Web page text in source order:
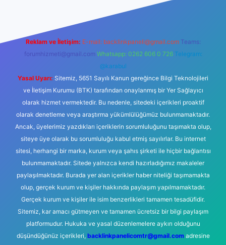
Reklam ve İletişim: E-mail: backlinkpaneli@gmail.com Teams:
forumhizmeti@gmail.com Whatsapp: 0262 606 0 726 Telegram:
@karabul
Yasal Uyarı: Sitemiz, 5651 Sayılı Kanun gereğince Bilgi Teknolojileri
ve İletişim Kurumu (BTK) tarafından onaylanmış bir Yer Sağlayıcı
olarak hizmet vermektedir. Bu nedenle, sitedeki içerikleri proaktif
olarak denetleme veya araştırma yükümlülüğümüz bulunmamaktadır.
Ancak, üyelerimiz yazdıkları içeriklerin sorumluluğunu taşımakta olup,
siteye üye olarak bu sorumluluğu kabul etmiş sayılırlar. Bu internet
sitesi, herhangi bir marka, kurum veya şahıs şirketi ile hiçbir bağlantısı
bulunmamaktadır. Sitede yalnızca kendi hazırladığımız makaleler
paylaşılmaktadır. Burada yer alan içerikler haber niteliği taşımamakta
olup, gerçek kurum ve kişiler hakkında paylaşım yapılmamaktadır.
Gerçek kurum ve kişiler ile isim benzerlikleri tamamen tesadüfidir.
Sitemiz, kar amacı gütmeyen ve tamamen ücretsiz bir bilgi paylaşım
platformudur. Hukuka ve yasal düzenlemelere aykırı olduğunu
düşündüğünüz içerikleri, backlinkpanelicomtr@gmail.comadresine